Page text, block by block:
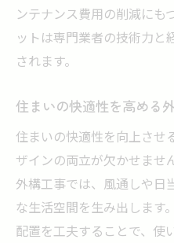
ンテナンス費用の削減にも
ットは専門業者の技術力と
されます。
住まいの快適性を高める
住まいの快適性を向上させ
ザインの両立が欠かせませ
外構工事では、風通しや日
な生活空間を生み出します
配置を工夫することで、使